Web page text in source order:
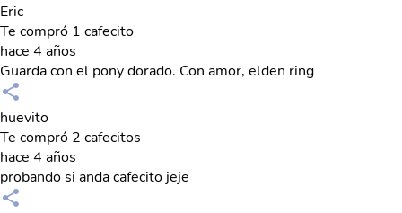
Eric
Te compró 1 cafecito
hace 4 años
Guarda con el pony dorado. Con amor, elden ring
huevito
Te compró 2 cafecitos
hace 4 años
probando si anda cafecito jeje